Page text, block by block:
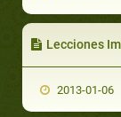
Lecciones
2013-01-06